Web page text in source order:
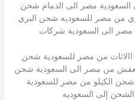
مصر الى الدمام شحن
من مصر للسعوديه شحن البري
الى السعودية شركات
من مصر للسعودية شحن
من مصر الى السعودية شحن
الكيلو من مصر للسعودية
إلى السعوديه